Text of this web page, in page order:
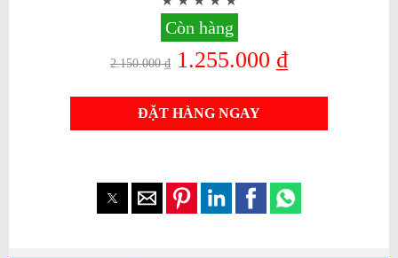
Còn hàng
2.150.000 ₫ 1.255.000 ₫
ĐẶT HÀNG NGAY